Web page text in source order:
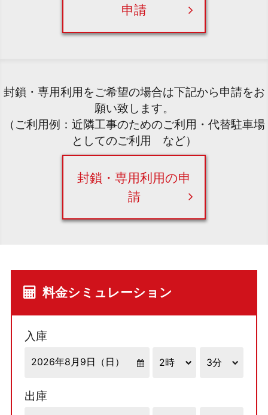
申請
封鎖・専用利用をご希望の場合は下記から申請をお
願い致します。
（ご利用例：近隣工事のためのご利用・代替駐車場
としてのご利用 など）
封鎖・専用利用の申
請
料金シミュレーション
入庫
出庫